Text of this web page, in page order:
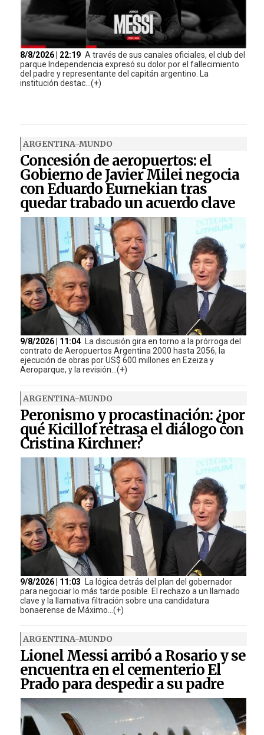
8/8/2026 | 22:19 A través de sus canales oficiales, el club del
parque Independencia expresó su dolor por el fallecimiento
del padre y representante del capitán argentino. La
institución destac...(+)
ARGENTINA-MUNDO
Concesión de aeropuertos: el
Gobierno de Javier Milei negocia
con Eduardo Eurnekian tras
quedar trabado un acuerdo clave
9/8/2026 | 11:04
La discusión gira en torno a la prórroga del
contrato de Aeropuertos Argentina 2000 hasta 2056, la
ejecución de obras por US$ 600 millones en Ezeiza y
Aeroparque, y la revisión...(+)
ARGENTINA-MUNDO
Peronismo y procastinación: ¿por
qué Kicillof retrasa el diálogo con
Cristina Kirchner?
9/8/2026 | 11:03
La lógica detrás del plan del gobernador
para negociar lo más tarde posible. El rechazo a un llamado
clave y la llamativa filtración sobre una candidatura
bonaerense de Máximo...(+)
ARGENTINA-MUNDO
Lionel Messi arribó a Rosario y se
encuentra en el cementerio El
Prado para despedir a su padre